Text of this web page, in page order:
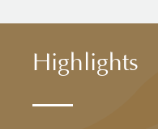
Highlights